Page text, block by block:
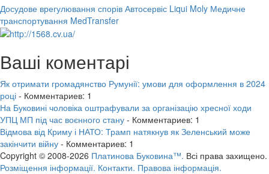
Досудове врегулювання спорів Автосервіс Liqui Moly Медичне
транспортування MedTransfer
Ваші коментарі
Як отримати громадянство Румунії: умови для оформлення в 2024
році - Комментариев: 1
На Буковині чоловіка оштрафували за організацію хресної ходи
УПЦ МП під час воєнного стану - Комментариев: 1
Відмова від Криму і НАТО: Трамп натякнув як Зеленський може
закінчити війну - Комментариев: 1
Copyright © 2008-2026 Платинова Буковина™. Всі права захищено.
Розміщення інформації. Контакти. Правова інформація.